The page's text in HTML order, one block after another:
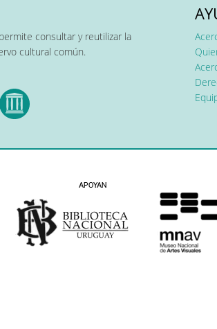
consultar y reutilizar la
cultural común.